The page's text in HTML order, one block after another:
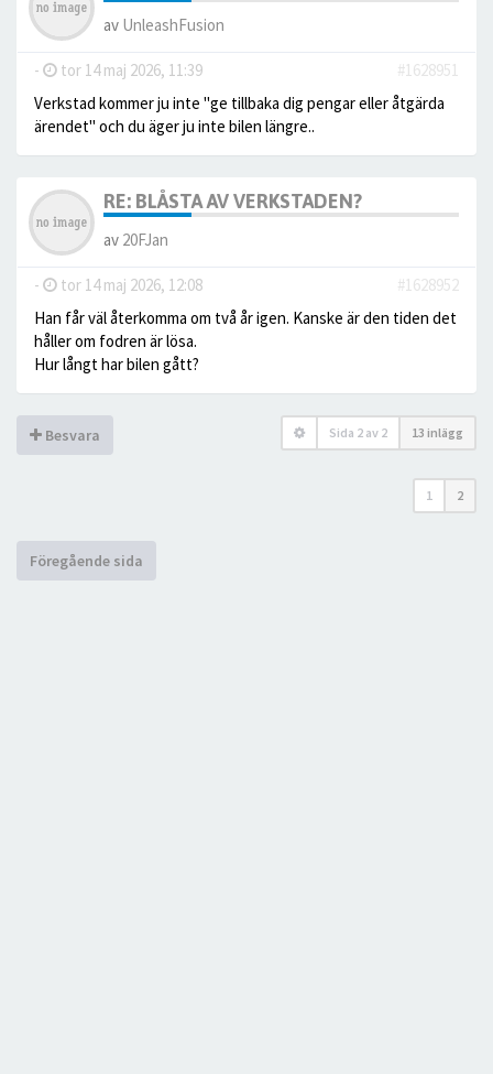
av UnleashFusion
- tor 14 maj 2026, 11:39
#1628951
Verkstad kommer ju inte "ge tillbaka dig pengar eller åtgärda
ärendet" och du äger ju inte bilen längre..
RE: BLÅSTA AV VERKSTADEN?
av 20FJan
- tor 14 maj 2026, 12:08
#1628952
Han får väl återkomma om två år igen. Kanske är den tiden det
håller om fodren är lösa.
Hur långt har bilen gått?
Besvara Sida 2 av 2 13 inlägg
1 2
Föregående sida